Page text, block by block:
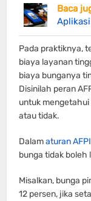
Baca
Pada praktiknya,
biaya layanan
biaya bunganya
Disinilah peran
untuk
atau tidak.
Dalamaturan AFPI
bunga tidak boleh
Misalkan, bunga
12 persen, jika